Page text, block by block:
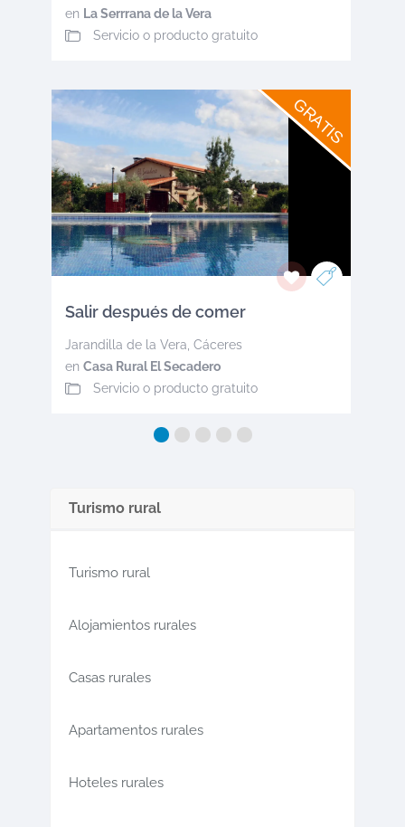
en La Serrrana de la Vera
Servicio o producto gratuito
GRATIS
Salir después de comer
Jarandilla de la Vera Cáceres
en Casa Rural El Secadero
Servicio o producto gratuito
Turismo rural
Turismo rural
Alojamientos rurales
Casas rurales
Apartamentos rurales
Hoteles rurales